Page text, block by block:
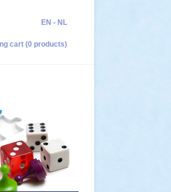
EN - NL
cart (0 products)